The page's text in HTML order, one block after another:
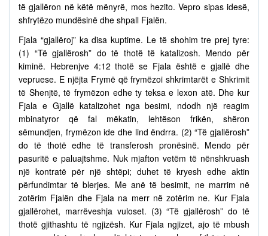
të gjallëron në këtë mënyrë, mos hezito. Vepro sipas idesë,
shfrytëzo mundësinë dhe shpall Fjalën.
Fjala “gjallëroj” ka disa kuptime. Le të shohim tre prej tyre:
(1) “Të gjallërosh” do të thotë të katalizosh. Mendo për
kiminë. Hebrenjve 4:12 thotë se Fjala është e gjallë dhe
vepruese. E njëjta Frymë që frymëzoi shkrimtarët e Shkrimit
të Shenjtë, të frymëzon edhe ty teksa e lexon atë. Dhe kur
Fjala e Gjallë katalizohet nga besimi, ndodh një reagim
mbinatyror që fal mëkatin, lehtëson frikën, shëron
sëmundjen, frymëzon ide dhe lind ëndrra. (2) “Të gjallërosh”
do të thotë edhe të transferosh pronësinë. Mendo për
pasuritë e paluajtshme. Nuk mjafton vetëm të nënshkruash
një kontratë për një shtëpi; duhet të kryesh edhe aktin
përfundimtar të blerjes. Me anë të besimit, ne marrim në
zotërim Fjalën dhe Fjala na merr në zotërim ne. Kur Fjala
gjallërohet, marrëveshja vuloset. (3) “Të gjallërosh” do të
thotë gjithashtu të ngjizësh. Kur Fjala ngjizet, ajo të mbush